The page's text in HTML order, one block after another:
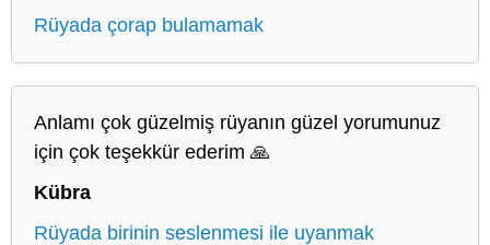
Rüyada çorap bulamamak
Anlamı çok güzelmiş rüyanın güzel yorumunuz
için çok teşekkür ederim 🙏
Kübra
Rüyada birinin seslenmesi ile uyanmak